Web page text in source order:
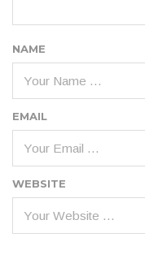
NAME
EMAIL
WEBSITE